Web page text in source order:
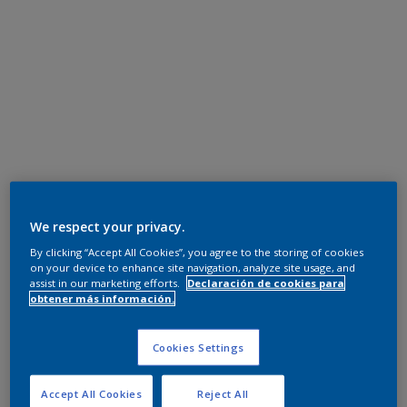
We respect your privacy.
By clicking “Accept All Cookies”, you agree to the storing of cookies
on your device to enhance site navigation, analyze site usage, and
assist in our marketing efforts.
Declaración de cookies para
obtener más información.
Cookies Settings
Reject All
Accept All Cookies